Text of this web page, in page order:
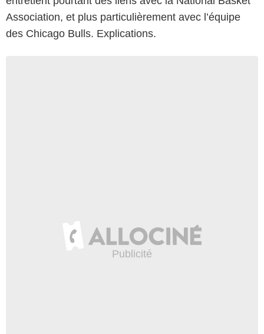
Association, et plus particulièrement avec l’équipe
des Chicago Bulls. Explications.